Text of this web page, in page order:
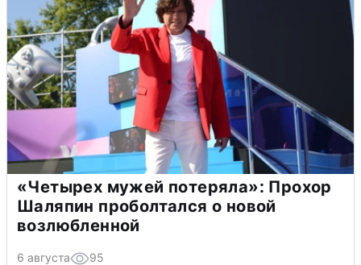
«Четырех мужей потеряла»: Прохор
Шаляпин проболтался о новой
возлюбленной
6 августа 95